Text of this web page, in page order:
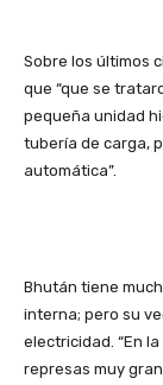
Sobre los últimos
que “que se
pequeña unidad
tubería de carga,
automática”.
Bhután tiene
interna; pero su
electricidad. “En
represas muy